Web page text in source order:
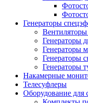
Генераторы
Генераторы
Генераторы
Генераторы
Генераторы
Накамерные
Телесуфлеры
Оборудование для